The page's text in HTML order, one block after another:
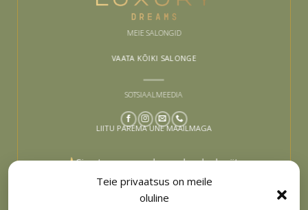
Teie privaatsus on meile
oluline
MEIE SALONGID
VAATA KÕIKI SALONGE
SOTSIAALMEEDIA
LIITU PAREMA UNE MAAILMAGA
Sinu tee paremaks uneks algab siit –
liitu ja lase end inspireerida